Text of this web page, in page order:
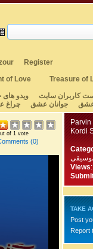
Register
of Love Treasure of
کاربران سایت ویدو های
عشق جوانان عشق چراغ
of 1 vote
(0)
Kordi
Views
TAKE
Post
Report